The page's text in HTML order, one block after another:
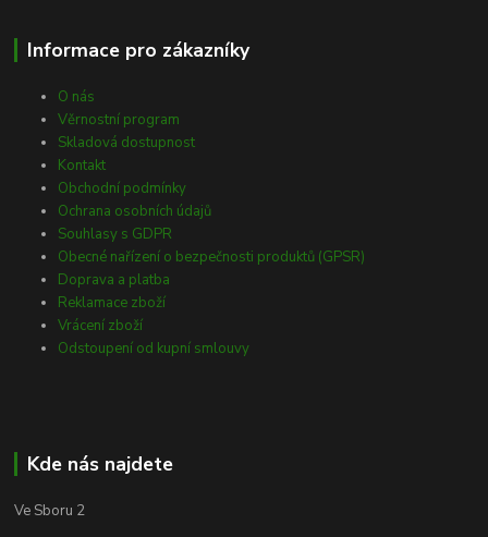
Informace pro zákazníky
O nás
Věrnostní program
Skladová dostupnost
Kontakt
Obchodní podmínky
Ochrana osobních údajů
Souhlasy s GDPR
Obecné nařízení o bezpečnosti produktů (GPSR)
Doprava a platba
Reklamace zboží
Vrácení zboží
Odstoupení od kupní smlouvy
Kde nás najdete
Ve Sboru 2